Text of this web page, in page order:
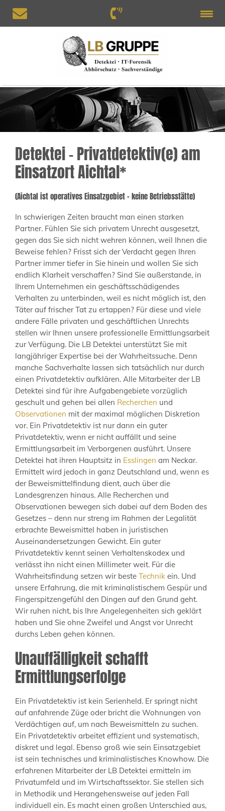
Detektei – Privatdetektiv(e) am
Einsatzort Aichtal*
(Aichtal ist operatives Einsatzgebiet – keine Betriebsstätte)
In schwierigen Zeiten braucht man einen starken
Partner. Fühlen Sie sich privatem Unrecht ausgesetzt,
gegen das Sie sich nicht wehren können, weil Ihnen die
Beweise fehlen? Frisst sich der Verdacht gegen Ihren
Partner immer tiefer in Sie hinein und wollen Sie sich
endlich Klarheit verschaffen? Sind Sie außerstande, in
Ihrem Unternehmen ein geschäftsschädigendes
Verhalten zu unterbinden, weil es nicht möglich ist, den
Täter auf frischer Tat zu ertappen? Für diese und viele
andere Fälle privaten und geschäftlichen Unrechts
stellen wir Ihnen unsere professionelle Ermittlungsarbeit
zur Verfügung. Die LB Detektei unterstützt Sie mit
langjähriger Expertise bei der Wahrheitssuche. Denn
manche Sachverhalte lassen sich tatsächlich nur durch
einen Privatdetektiv aufklären. Alle Mitarbeiter der LB
Detektei sind für ihre Aufgabengebiete vorzüglich
geschult und gehen bei allen Recherchen und
Observationen mit der maximal möglichen Diskretion
vor. Ein Privatdetektiv ist nur dann ein guter
Privatdetektiv, wenn er nicht auffällt und seine
Ermittlungsarbeit im Verborgenen ausführt. Unsere
Detektei hat ihren Hauptsitz in Esslingen am Neckar.
Ermittelt wird jedoch in ganz Deutschland und, wenn es
der Beweismittelfindung dient, auch über die
Landesgrenzen hinaus. Alle Recherchen und
Observationen bewegen sich dabei auf dem Boden des
Gesetzes – denn nur streng im Rahmen der Legalität
erbrachte Beweismittel haben in juristischen
Auseinandersetzungen Gewicht. Ein guter
Privatdetektiv kennt seinen Verhaltenskodex und
verlässt ihn nicht einen Millimeter weit. Für die
Wahrheitsfindung setzen wir beste Technik ein. Und
unsere Erfahrung, die mit kriminalistischem Gespür und
Fingerspitzengefühl den Dingen auf den Grund geht.
Wir ruhen nicht, bis Ihre Angelegenheiten sich geklärt
haben und Sie ohne Zweifel und Angst vor Unrecht
durchs Leben gehen können.
Unauffälligkeit schafft
Ermittlungserfolge
Ein Privatdetektiv ist kein Serienheld. Er springt nicht
auf anfahrende Züge oder bricht die Wohnungen von
Verdächtigen auf, um nach Beweismitteln zu suchen.
Ein Privatdetektiv arbeitet effizient und systematisch,
diskret und legal. Ebenso groß wie sein Einsatzgebiet
ist sein technisches und kriminalistisches Knowhow. Die
erfahrenen Mitarbeiter der LB Detektei ermitteln im
Privatumfeld und im Wirtschaftssektor. Sie stellen sich
in Methodik und Herangehensweise auf jeden Fall
individuell ein. Es macht einen großen Unterschied aus,